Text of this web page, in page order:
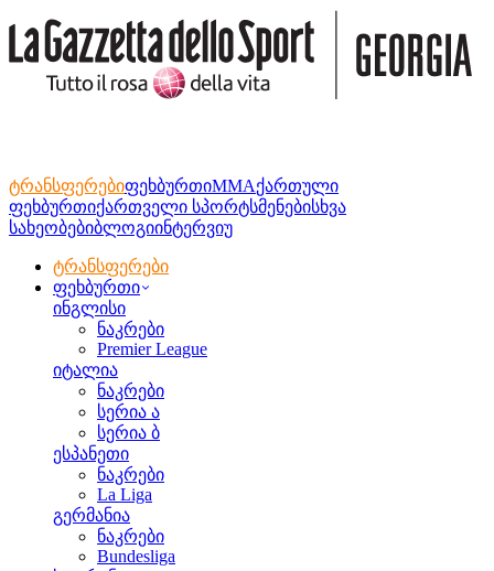
ტრანსფერებიფეხბურთიMMAქართული
ფეხბურთიქართველი სპორტსმენებისხვა
სახეობებიბლოგიინტერვიუ
ტრანსფერები
ფეხბურთი
ინგლისი
ნაკრები
Premier League
იტალია
ნაკრები
სერია ა
სერია ბ
ესპანეთი
ნაკრები
La Liga
გერმანია
ნაკრები
Bundesliga